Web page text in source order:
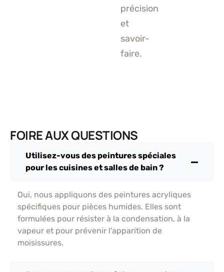
précision
et
savoir-
faire.
FOIRE AUX QUESTIONS
Utilisez-vous des peintures spéciales
pour les cuisines et salles de bain ?
Oui, nous appliquons des peintures acryliques
spécifiques pour pièces humides. Elles sont
formulées pour résister à la condensation, à la
vapeur et pour prévenir l'apparition de
moisissures.